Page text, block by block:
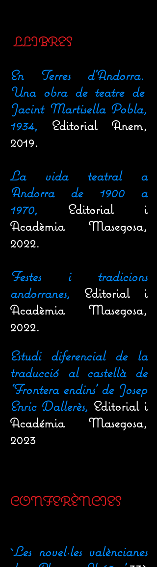
LLIBRES
En Terres d'Andorra.
Una obra de teatre de
Jacint Martisella Pobla,
1934,
Editorial Anem,
2019.
La vida teatral a
Andorra de 1900 a
1970,
Editorial i
Acadèmia Masegosa,
2022.
Festes i tradicions
andorranes,
Editorial i
Acadèmia Masegosa,
2022.
Estudi diferencial de la
traducció al castellà de
‘Frontera endins’ de Josep
Enric Dallerès, Editorial i
Académia Masegosa,
2023
CONFERÈNCIES
`Les novel·les valèncianes